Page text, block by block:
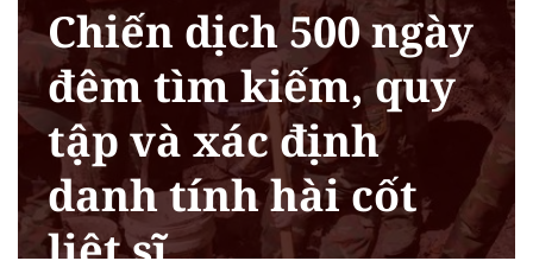
Chiến dịch 500 ngày
đêm tìm kiếm, quy
tập và xác định
danh tính hài cốt
liệt sĩ